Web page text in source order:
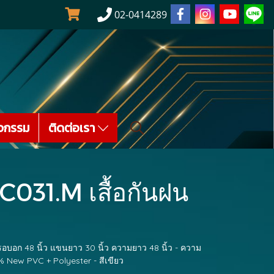
02-0414289
รรม ติดต่อเรา
เสื้อกันฝน
อบอก 48 นิ้ว แขนยาว 30 นิ้ว ความยาว 48 นิ้ว - ความ
PVC + Polyester - สีเขียว